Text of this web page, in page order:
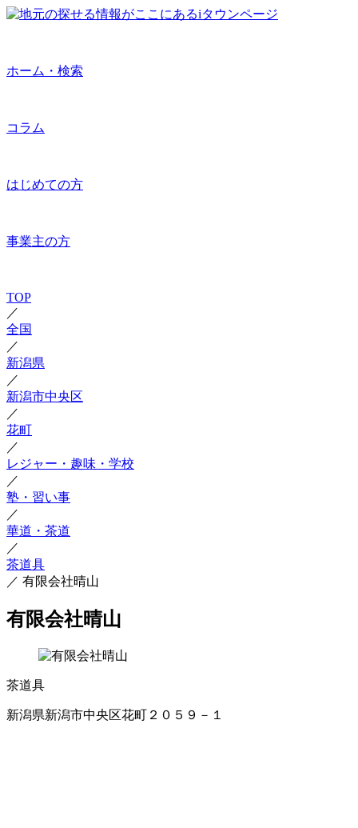
ホーム・検索
コラム
はじめての方
事業主の方
TOP
／
全国
／
新潟県
／
新潟市中央区
／
花町
／
レジャー・趣味・学校
／
塾・習い事
／
華道・茶道
／
茶道具
／ 有限会社晴山
有限会社晴山
茶道具
新潟県新潟市中央区花町２０５９－１